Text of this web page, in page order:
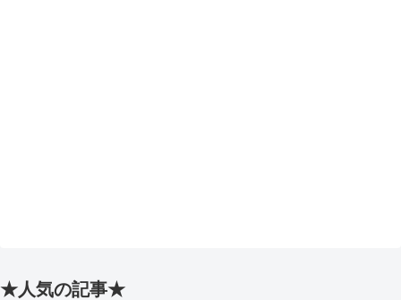
★人気の記事★